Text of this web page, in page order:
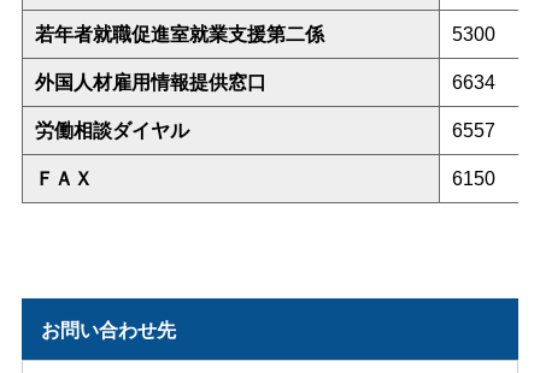
若年者就職促進室就業支援第二係 5300
外国人材雇用情報提供窓口 6634
労働相談ダイヤル 6557
ＦＡＸ 6150
お問い合わせ先